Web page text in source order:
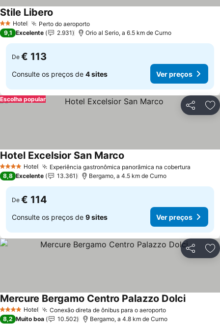
2 Estrelas
Hotel Perto do aeroporto
Stile Libero
9,1 Excelente 2.931 Orio al Serio, a 6.5 km de Curno
De € 113
Consulte os preços de 4 sites Ver preços
Partilhar
Escolha popular
4 EstrelasHotel Experiência gastronômica panorâmica na cobertura
Hotel Excelsior San Marco
8,8 Excelente 13.361 Bergamo, a 4.5 km de Curno
De € 114
Consulte os preços de 9 sites Ver preços
Partilhar
4 EstrelasHotel Conexão direta de ônibus para o aeroporto
Mercure Bergamo Centro Palazzo Dolci
8,2 Muito boa 10.502 Bergamo, a 4.8 km de Curno